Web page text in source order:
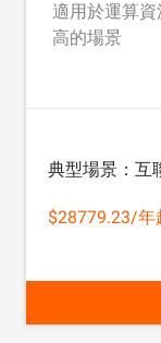
適用於運算
高的場景
典型場景：互
$28779.23/年